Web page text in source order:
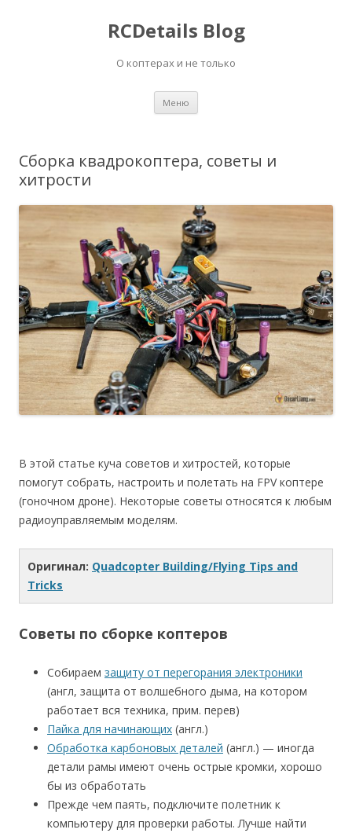
RCDetails Blog
О коптерах и не только
Меню
Сборка квадрокоптера, советы и
хитрости
В этой статье куча советов и хитростей, которые
помогут собрать, настроить и полетать на FPV коптере
(гоночном дроне). Некоторые советы относятся к любым
радиоуправляемым моделям.
Оригинал: Quadcopter Building/Flying Tips and
Tricks
Советы по сборке коптеров
Собираем защиту от перегорания электроники
(англ, защита от волшебного дыма, на котором
работает вся техника, прим. перев)
Пайка для начинающих (англ.)
Обработка карбоновых деталей (англ.) — иногда
детали рамы имеют очень острые кромки, хорошо
бы из обработать
Прежде чем паять, подключите полетник к
компьютеру для проверки работы. Лучше найти